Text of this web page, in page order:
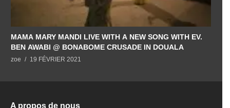
MAMA MARY MANDI LIVE WITH A NEW SONG WITH EV.
BEN AWABI @ BONABOME CRUSADE IN DOUALA
zoe 19 FÉVRIER 2021
A propos de nous